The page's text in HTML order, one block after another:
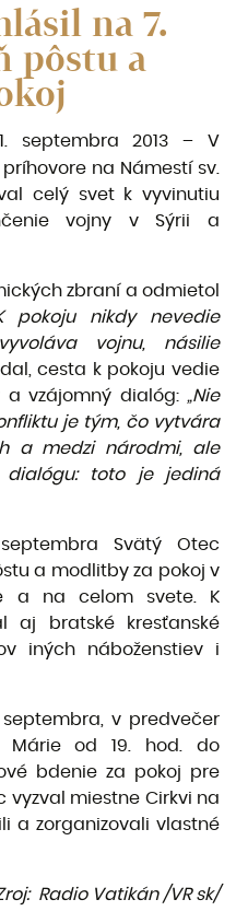
na 7.
pôstu a
septembra 2013 – V
na Námestí sv.
celý svet k vyvinutiu
vojny v Sýrii a
zbraní a odmietol
pokoju nikdy nevedie
vojnu, násilie
cesta k pokoju vedie
a vzájomný dialóg: „Nie
je tým, čo vytvára
a medzi národmi, ale
dialógu: toto je jediná
Svätý Otec
a modlitby za pokoj v
a na celom svete. K
aj bratské kresťanské
iných náboženstiev i
v predvečer
Márie od 19. hod. do
bdenie za pokoj pre
vyzval miestne Cirkvi na
a zorganizovali vlastné
Radio Vatikán /VR sk/